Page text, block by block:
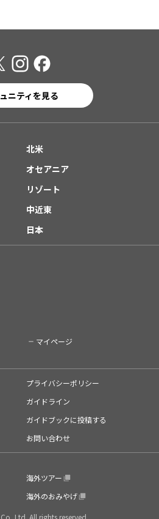
ニティを見る
北米
オセアニア
リゾート
中近東
日本
マイページ
プライバシーポリシー
ガイドライン
ガイドブックに投稿する
お問い合わせ
海外ツアー
海外のおみやげ
All rights reserved.